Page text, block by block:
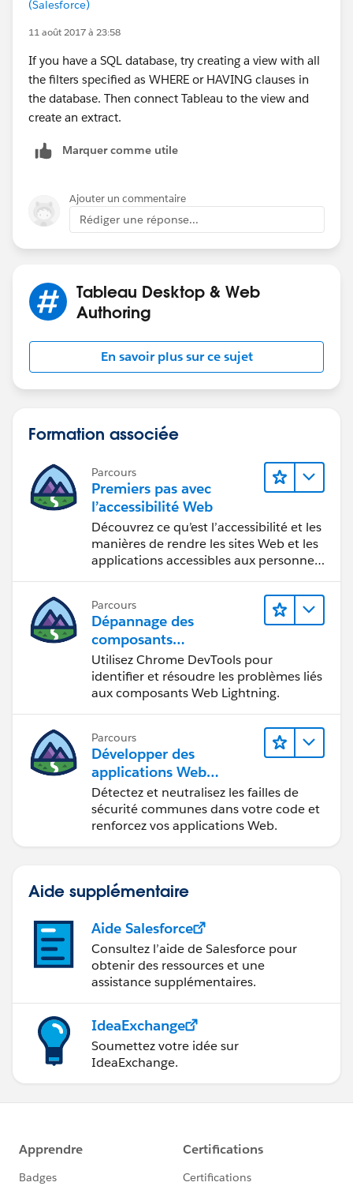
(Salesforce)
11 août 2017 à 23:58
If you have a SQL database, try creating a view with all
the filters specified as WHERE or HAVING clauses in
the database. Then connect Tableau to the view and
create an extract.
Marquer comme utile
Ajouter un commentaire
Rédiger une réponse...
Tableau Desktop & Web
Authoring
En savoir plus sur ce sujet
Formation associée
Parcours
Premiers pas avec
l’accessibilité Web
Découvrez ce qu’est l’accessibilité et les
manières de rendre les sites Web et les
applications accessibles aux personnes
Parcours
Dépannage des
composants
Web Lightning
Utilisez Chrome DevTools pour
identifier et résoudre les problèmes liés
aux composants Web Lightning.
Parcours
Développer des
applications Web
sécurisées
Détectez et neutralisez les failles de
sécurité communes dans votre code et
renforcez vos applications Web.
Aide supplémentaire
Aide Salesforce
Consultez l’aide de Salesforce pour
obtenir des ressources et une
assistance supplémentaires.
IdeaExchange
Soumettez votre idée sur
IdeaExchange.